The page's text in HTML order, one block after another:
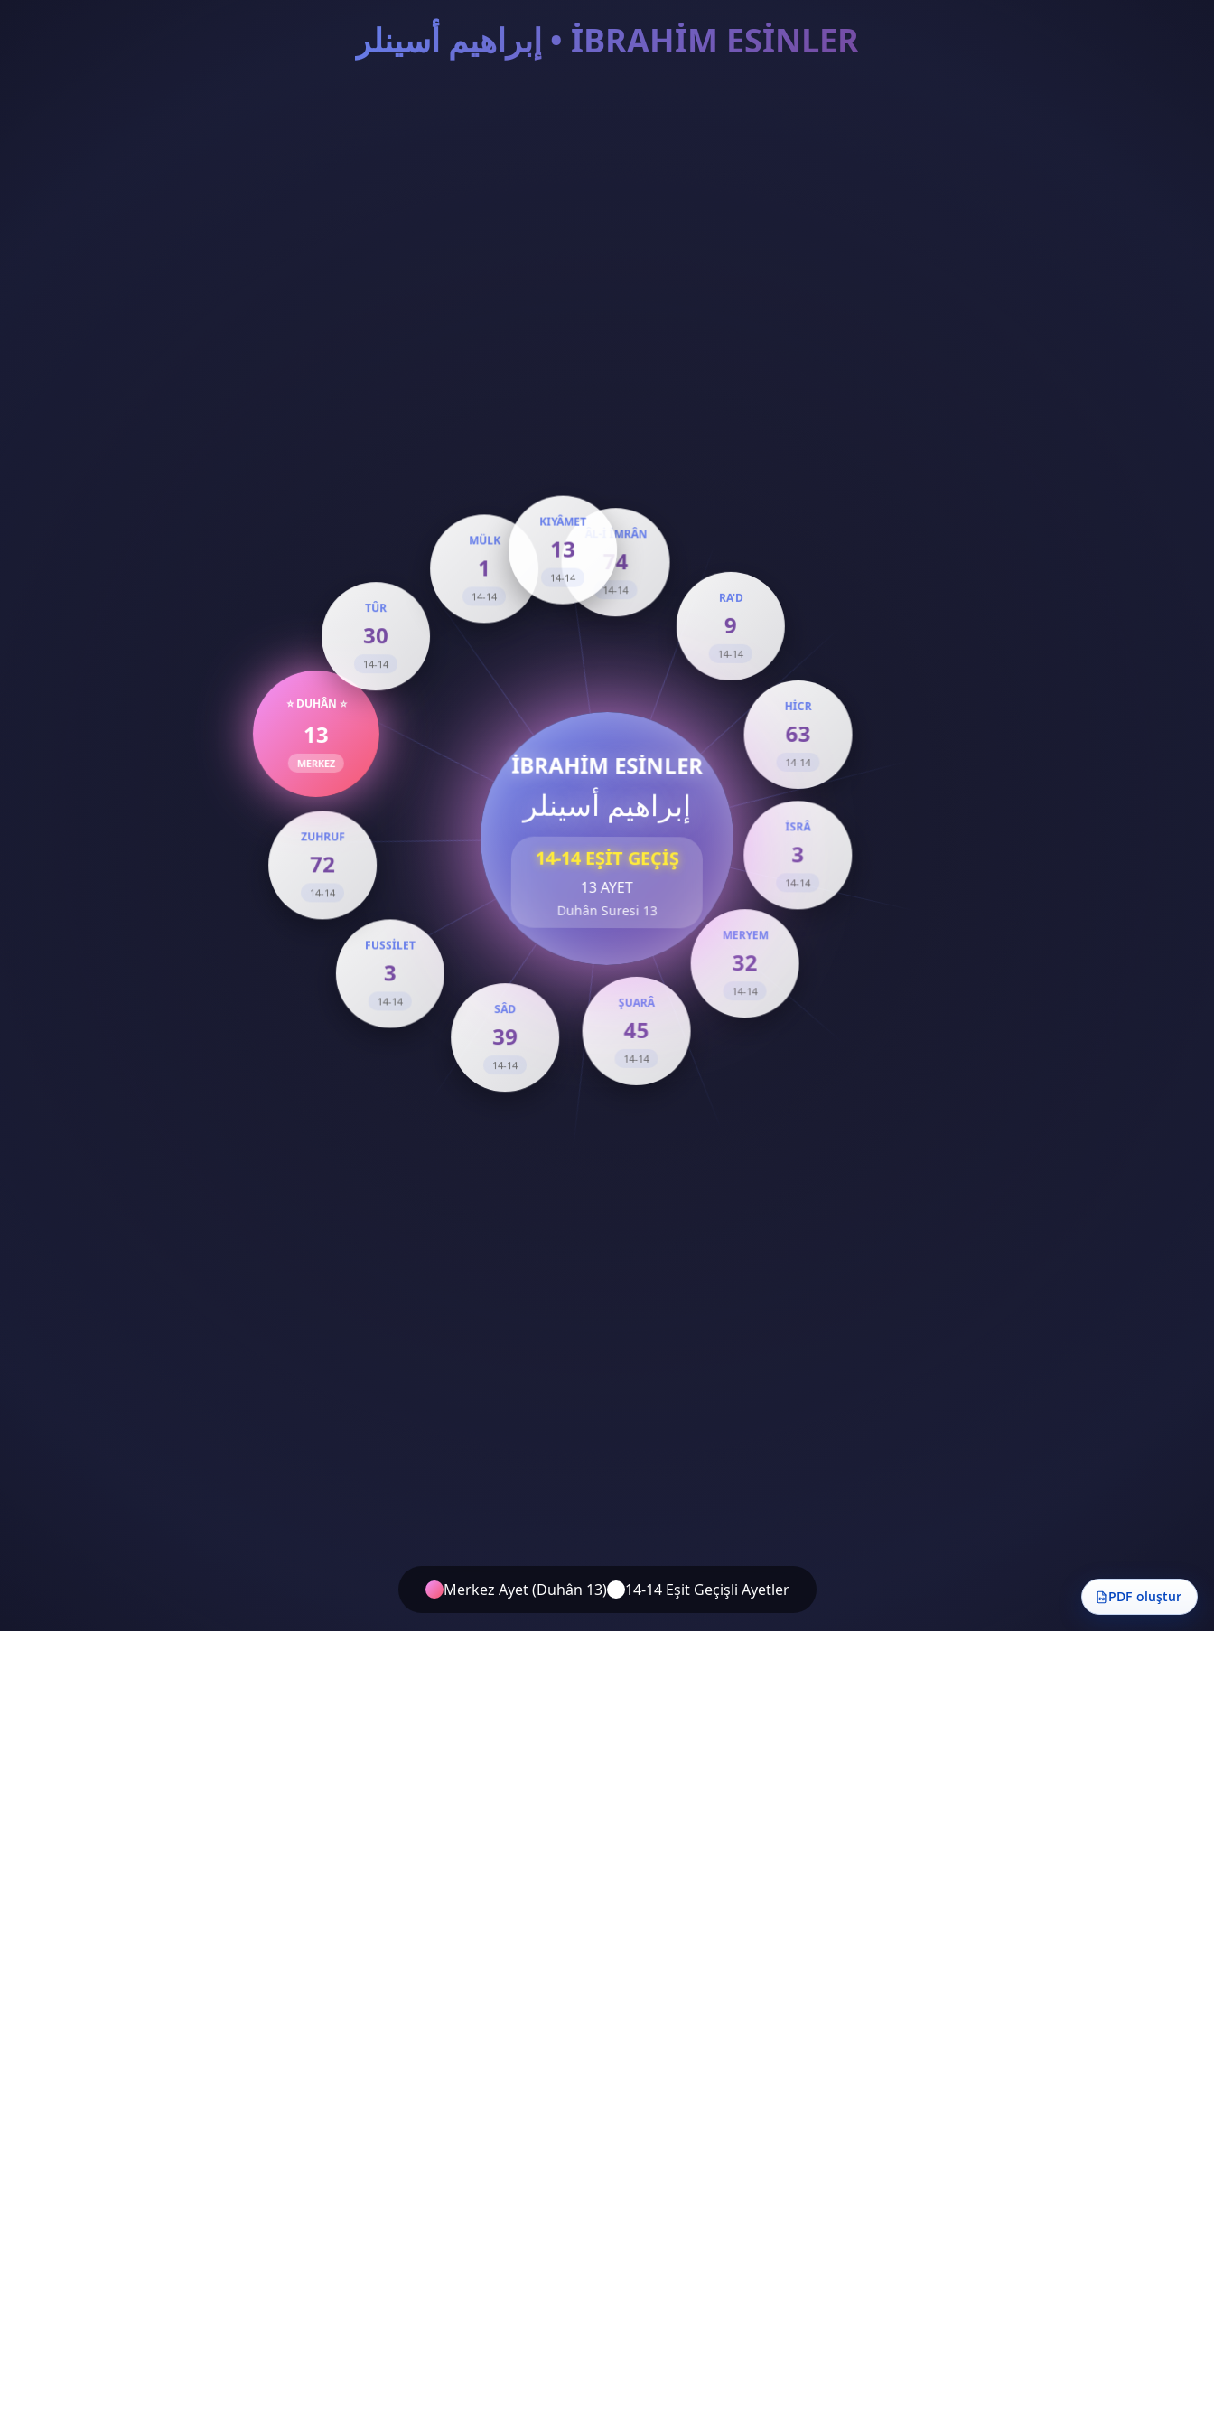
إبراهيم أسينلر • İBRAHİM ESİNLER
İBRAHİM ESİNLER
إبراهيم أسينلر
14-14 EŞİT GEÇİŞ
13 AYET
Duhân Suresi 13
ÂL-İ İMRÂN
14-14
14-14
HİCR
63
14-14
İSRÂ
3
14-14
32
14-14
ŞUARÂ
45
14-14
SÂD
39
FUSSİLET
3
14-14
ZUHRUF
72
14-14
⭐ DUHÂN ⭐
13
MERKEZ
TÛR
30
MÜLK
14-14
KIYÂMET
14-14
Merkez Ayet (Duhân 13) 14-14 Eşit Geçişli Ayetler PDF oluştur